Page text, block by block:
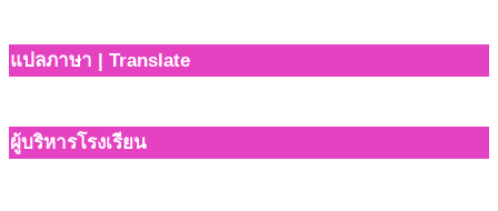
แปลภาษา | Translate
ผู้บริหารโรงเรียน